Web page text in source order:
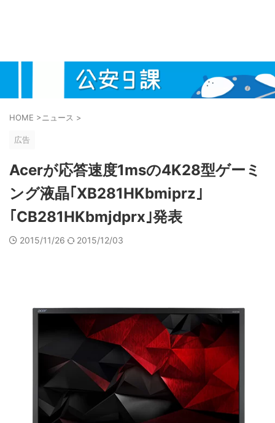
HOME >ニュース >
広告
Acerが応答速度1msの4K28型ゲーミ
ング液晶｢XB281HKbmiprz｣
｢CB281HKbmjdprx｣発表
2015/11/26 2015/12/03